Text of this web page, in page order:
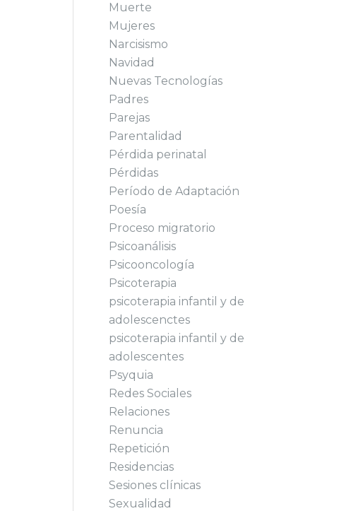
Muerte
Mujeres
Narcisismo
Navidad
Nuevas Tecnologías
Padres
Parejas
Parentalidad
Pérdida perinatal
Pérdidas
Período de Adaptación
Poesía
Proceso migratorio
Psicoanálisis
Psicooncología
Psicoterapia
psicoterapia infantil y de
adolescenctes
psicoterapia infantil y de
adolescentes
Psyquia
Redes Sociales
Relaciones
Renuncia
Repetición
Residencias
Sesiones clínicas
Sexualidad